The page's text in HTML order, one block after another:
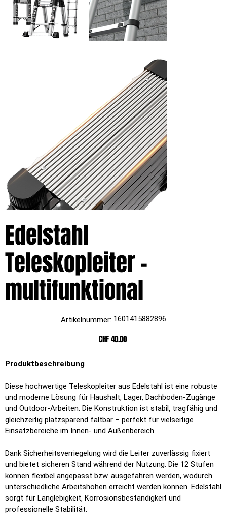
Edelstahl
Teleskopleiter –
multifunktional
Artikelnummer: Artikelnummer:
1601415882896
1601415882896
Preis
CHF 40.00
Produktbeschreibung
Diese hochwertige Teleskopleiter aus Edelstahl ist eine robuste
und moderne Lösung für Haushalt, Lager, Dachboden-Zugänge
und Outdoor-Arbeiten. Die Konstruktion ist stabil, tragfähig und
gleichzeitig platzsparend faltbar – perfekt für vielseitige
Einsatzbereiche im Innen- und Außenbereich.
Dank Sicherheitsverriegelung wird die Leiter zuverlässig fixiert
und bietet sicheren Stand während der Nutzung. Die 12 Stufen
können flexibel angepasst bzw. ausgefahren werden, wodurch
unterschiedliche Arbeitshöhen erreicht werden können. Edelstahl
sorgt für Langlebigkeit, Korrosionsbeständigkeit und
professionelle Stabilität.